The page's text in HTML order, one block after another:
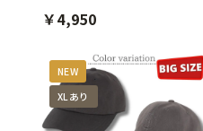
￥4,950
NEW
XLあり